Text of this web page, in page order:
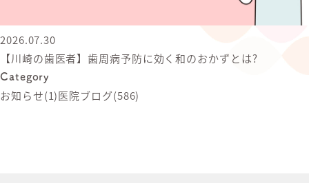
2026.07.30
【川崎の歯医者】歯周病予防に効く和のおかずとは?
Category
お知らせ(1)医院ブログ(586)